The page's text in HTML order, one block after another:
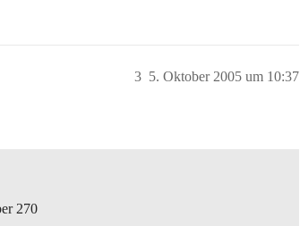
5. Oktober 2005 um 10:37
3
270